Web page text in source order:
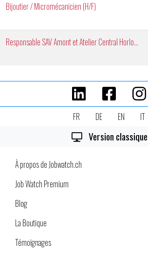
Bijoutier / Micromécanicien (H/F)
Responsable SAV Amont et Atelier Central Horlogerie
FR DE EN IT
Version classique
À propos de Jobwatch.ch
Job Watch Premium
Blog
La Boutique
Témoignages